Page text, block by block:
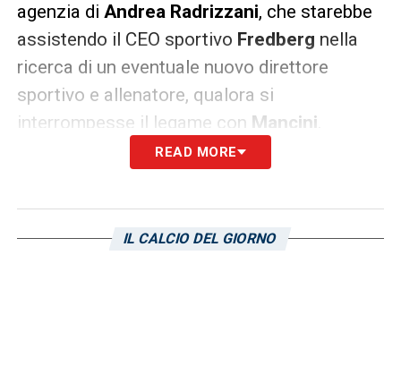
agenzia di Andrea Radrizzani, che starebbe
assistendo il CEO sportivo Fredberg nella
ricerca di un eventuale nuovo direttore
sportivo e allenatore, qualora si
interrompesse il legame con Mancini
READ MORE
IL CALCIO DEL GIORNO